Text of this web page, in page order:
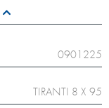
0901225
TIRANTI 8 X 95